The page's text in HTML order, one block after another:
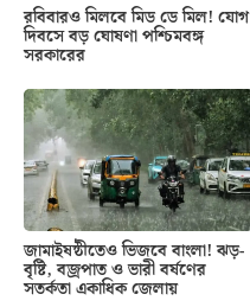
রবিবারও মিলবে মিড ডে মিল! যোগ
দিবসে বড় ঘোষণা পশ্চিমবঙ্গ
সরকারের
জামাইষষ্ঠীতেও ভিজবে বাংলা! ঝড়-
বৃষ্টি, বজ্রপাত ও ভারী বর্ষণের
সতর্কতা একাধিক জেলায়